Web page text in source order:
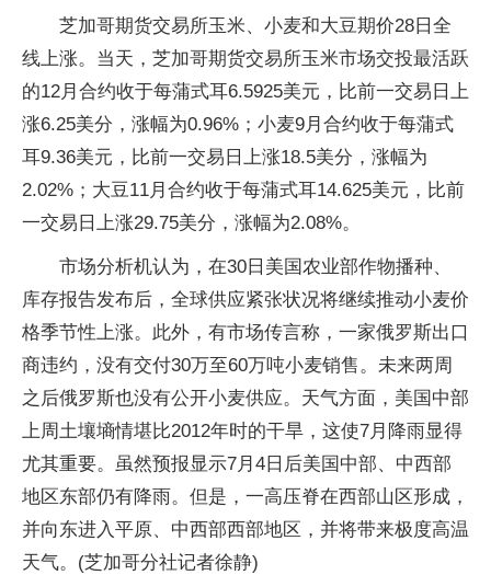
芝加哥期货交易所玉米、小麦和大豆期价28日全
线上涨。当天，芝加哥期货交易所玉米市场交投最活跃
的12月合约收于每蒲式耳6.5925美元，比前一交易日上
涨6.25美分，涨幅为0.96%；小麦9月合约收于每蒲式
耳9.36美元，比前一交易日上涨18.5美分，涨幅为
2.02%；大豆11月合约收于每蒲式耳14.625美元，比前
一交易日上涨29.75美分，涨幅为2.08%。
市场分析机认为，在30日美国农业部作物播种、
库存报告发布后，全球供应紧张状况将继续推动小麦价
格季节性上涨。此外，有市场传言称，一家俄罗斯出口
商违约，没有交付30万至60万吨小麦销售。未来两周
之后俄罗斯也没有公开小麦供应。天气方面，美国中部
上周土壤墒情堪比2012年时的干旱，这使7月降雨显得
尤其重要。虽然预报显示7月4日后美国中部、中西部
地区东部仍有降雨。但是，一高压脊在西部山区形成，
并向东进入平原、中西部西部地区，并将带来极度高温
天气。(芝加哥分社记者徐静)